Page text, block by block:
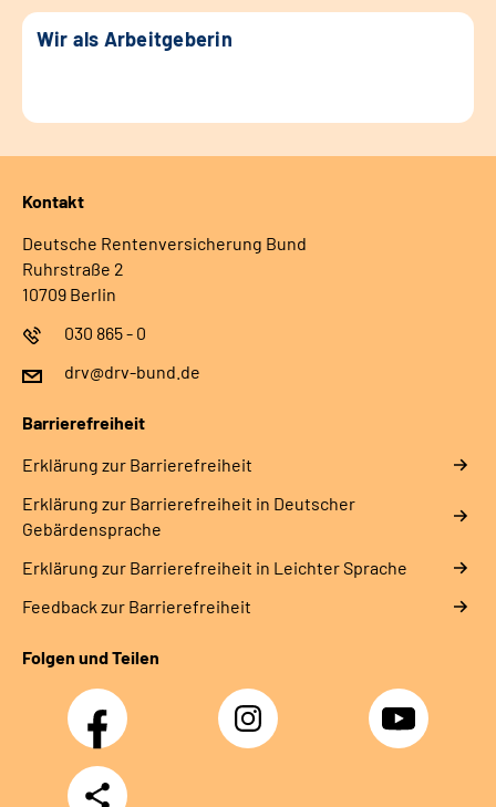
Wir als Arbeitgeberin
Kontakt
Deutsche Rentenversicherung Bund
Ruhrstraße 2
10709 Berlin
030 865 - 0
drv@drv-bund.de
Barrierefreiheit
Erklärung zur Barrierefreiheit
Erklärung zur Barrierefreiheit in Deutscher
Gebärdensprache
Erklärung zur Barrierefreiheit in Leichter Sprache
Feedback zur Barrierefreiheit
Folgen und Teilen
Facebook Instagram YouTube
Teilen